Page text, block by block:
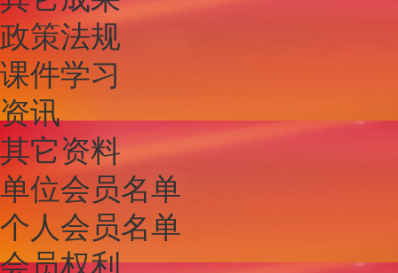
政策法规
课件学习
资讯
其它资料
单位会员名单
个人会员名单
会员权利